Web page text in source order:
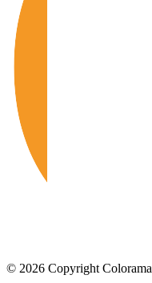
© 2026 Copyright Colorama